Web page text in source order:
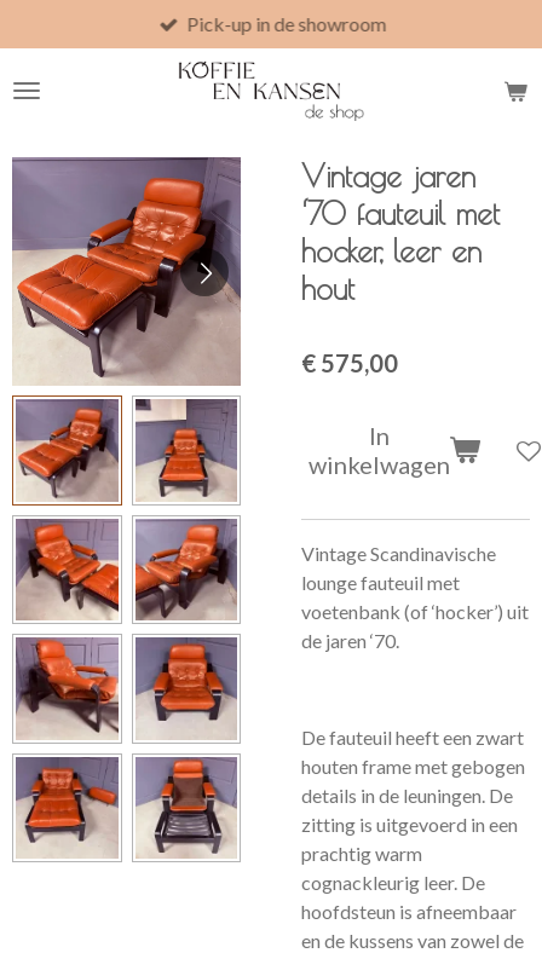
direct
naar
Pick-up in de showroom
Vintage jaren
‘70 fauteuil met
hocker, leer en
hout
€ 575,00
In
winkelwagen
Vintage Scandinavische
lounge fauteuil met
voetenbank (of ‘hocker’) uit
de jaren ‘70.
De fauteuil heeft een zwart
houten frame met gebogen
details in de leuningen. De
zitting is uitgevoerd in een
prachtig warm
cognackleurig leer. De
hoofdsteun is afneembaar
en de kussens van zowel de